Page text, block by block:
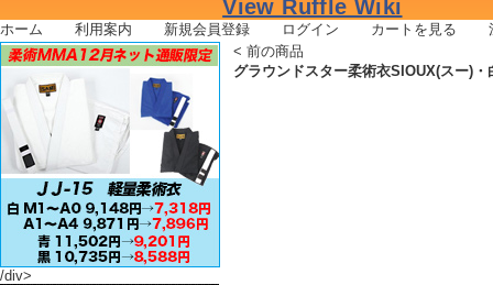
ホーム 利用案内 新規会員登録 ログイン カートを見る
/div>
< 前の商品
グラウンドスター柔術衣SIOUX(スー)・